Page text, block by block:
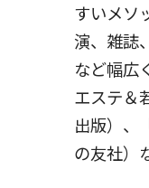
すいメソ
演、雑誌
など幅広
エステ＆
出版）、
の友社）